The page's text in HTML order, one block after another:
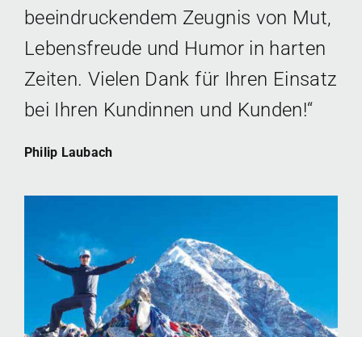
beeindruckendem Zeugnis von Mut,
Lebensfreude und Humor in harten
Zeiten. Vielen Dank für Ihren Einsatz
bei Ihren Kundinnen und Kunden!“
Philip Laubach